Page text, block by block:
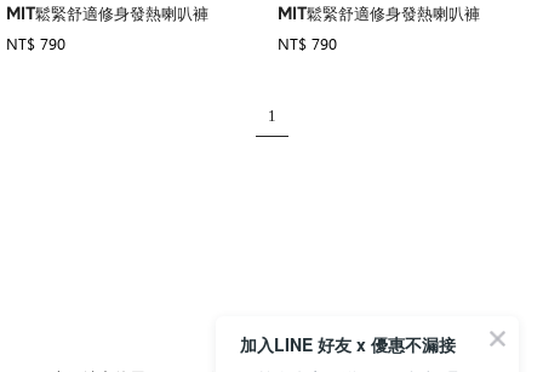
MIT鬆緊舒適修身發熱喇叭褲
NT$ 790
MIT鬆緊舒適修身發熱喇叭褲
NT$ 790
1
加入LINE 好友 x 優惠不漏接